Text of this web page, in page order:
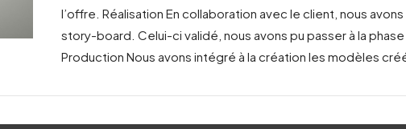
l’offre. Réalisation En collaboration avec le client, nous
story-board. Celui-ci validé, nous avons pu passer à la
Production Nous avons intégré à la création les modèles